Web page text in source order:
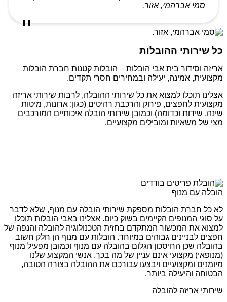
סמי אברהמי, אזור.
כל שירותי ההובלות
אריזה וסידור בית אבי הובלות – הובלות קטנות חברת הובלות
מקצועית, אמינה, יעילה ובמחירים חסרי תקדים.
אצלינו תוכלו למצוא את כל שירותי ההובלה, לרבות שירותי אריזה
מקצועית לחפצים, פירוק והרכבת רהיטים (כגון: ארונות, מיטות
שינה, שידות וכדומה) וכמובן שירותי הובלה איכותיים המורכבים
מצי של משאיות ומובילים מקצועיים.
הובלה עם מנוף
לא כל חברת הובלות מספקת שירותי הובלה עם מנוף, שלא לדבר
על סוגי המנופים הקיימים בשוק כיום. אצלינו באבי הובלות תוכלו
למצוא את המכשור המתקדם בחזית הטכנולוגיה להובלה והנפה של
חפצים לבניינים גבוהים במיוחד. הובלות עם מנוף הן חלק חשוב
בהובלה שכן החיסכון הגלום בהובלה עם מנוף וכמובן מפעיל מנוף
(מנופאי) מקצועי אינם עניין של מה בכך. אנשי המקצוע שלנו
מיומנים ומקצועיים ויבצעו עבורכם את ההובלה בצורה הטובה,
הבטוחה והיעילה ביותר.
שירותי אריזה להובלה